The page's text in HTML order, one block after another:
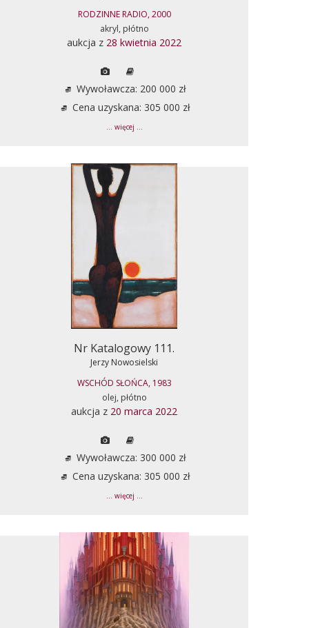
RODZINNE RADIO, 2000
akryl, płótno
aukcja z 28 kwietnia 2022
Wywoławcza: 200 000 zł
Cena uzyskana: 305 000 zł
... więcej ...
Nr Katalogowy 111.
Jerzy Nowosielski
WSCHÓD SŁOŃCA, 1983
olej, płótno
aukcja z 20 marca 2022
Wywoławcza: 300 000 zł
Cena uzyskana: 305 000 zł
... więcej ...